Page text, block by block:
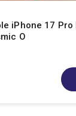
iPhone 17 Pro
O